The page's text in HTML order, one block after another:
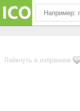
Лайкнуть в избранное